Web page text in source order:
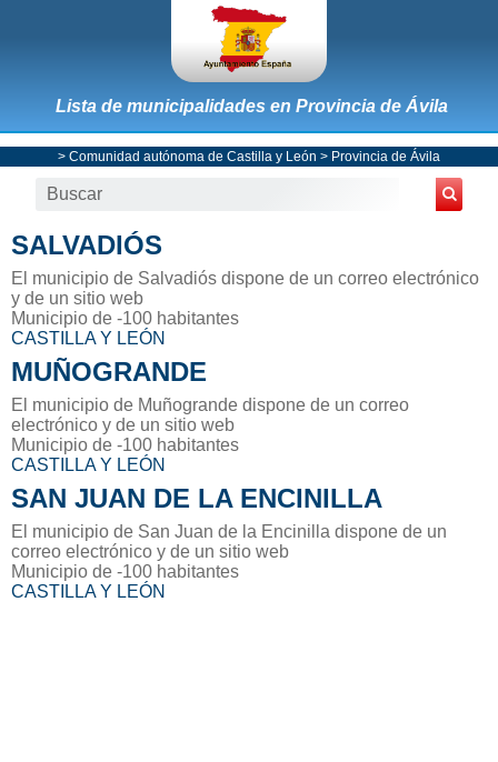
Lista de municipalidades en Provincia de Ávila
> Comunidad autónoma de Castilla y León > Provincia de Ávila
SALVADIÓS
El municipio de Salvadiós dispone de un correo electrónico
y de un sitio web
Municipio de -100 habitantes
CASTILLA Y LEÓN
MUÑOGRANDE
El municipio de Muñogrande dispone de un correo
electrónico y de un sitio web
Municipio de -100 habitantes
CASTILLA Y LEÓN
SAN JUAN DE LA ENCINILLA
El municipio de San Juan de la Encinilla dispone de un
correo electrónico y de un sitio web
Municipio de -100 habitantes
CASTILLA Y LEÓN